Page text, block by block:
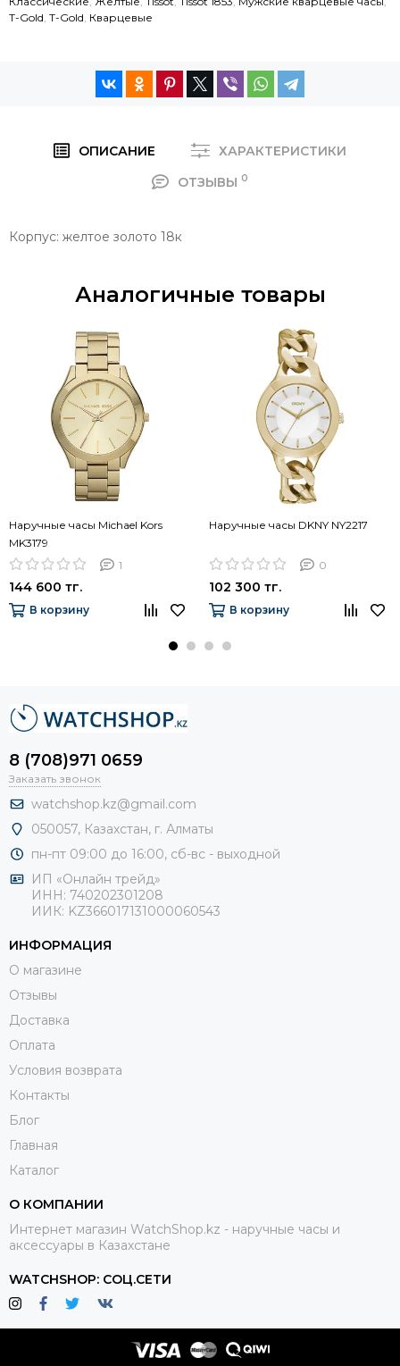
T-Gold T-Gold Кварцевые
ОПИСАНИЕ
ХАРАКТЕРИСТИКИ
ОТЗЫВЫ 0
Корпус: желтое золото 18к
Аналогичные товары
Наручные часы Michael Kors
MK3179
1
144 600 тг.
В корзину
Наручные часы DKNY NY2217
0
102 300 тг.
В корзину
8 (708)971 0659
Заказать звонок
watchshop.kz@gmail.com
050057, Казахстан, г. Алматы
пн-пт 09:00 до 16:00, сб-вс - выходной
ИП «Онлайн трейд»
ИНН: 740202301208
ИИК: KZ366017131000060543
ИНФОРМАЦИЯ
О магазине
Отзывы
Доставка
Оплата
Условия возврата
Контакты
Блог
Главная
Каталог
О КОМПАНИИ
Интернет магазин WatchShop.kz - наручные часы и
аксессуары в Казахстане
WATCHSHOP: СОЦ.СЕТИ